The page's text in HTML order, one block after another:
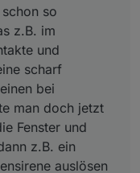
dann z.B. ein
auslösen
geschrieben.
so
z.B. im
und
scharf
bei
man doch jetzt
Fenster und
z.B. ein
auslösen